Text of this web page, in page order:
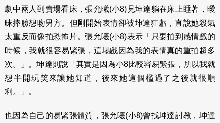
劇中兩人到賣場看床，張允曦(小8)見坤達躺在床上睡著，曖
昧捧臉想吻男方。但剛開始表情卻被坤達狂虧，直說她殺氣
太重反而像拍恐怖片。張允曦(小8)表示「只要拍到感情戲的
時候，我就很容易緊張，這場戲因為我的表情真的重拍超多
次。」。坤達則說「其實是因為小8比較容易緊張，所以我就
想半開玩笑來讓她知道，後來她這個檻過了之後就很順
利。」。
也因為自己的易緊張體質，張允曦(小8)曾找坤達討教，坤達